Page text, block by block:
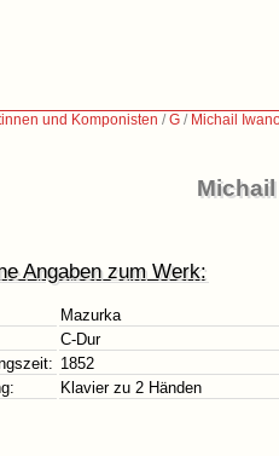
und Komponisten /G / Michail
Angaben zum Werk:
Mazurka
C-Dur
1852
Klavier zu 2 Händen